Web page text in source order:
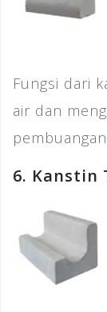
Fungsi dari
air dan
6. Kanstin